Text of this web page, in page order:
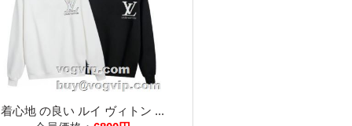
着心地 の良い ルイ ヴィトン ...